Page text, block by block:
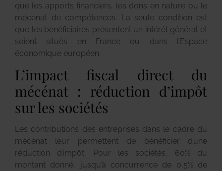
que les apports financiers, les dons en nature ou le
mécénat de compétences. La seule condition est
que les bénéficiaires présentent un intérêt général et
soient situés en France ou dans l’Espace
économique européen.
L’impact fiscal direct du
mécénat : réduction d’impôt
sur les sociétés
Les contributions des entreprises dans le cadre du
mécénat leur permettent de bénéficier d’une
réduction d’impôt. Pour les sociétés, 60% du
montant donné, jusqu’à concurrence de 0,5% de